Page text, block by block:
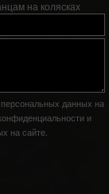
на колясках
данных на
и
на сайте